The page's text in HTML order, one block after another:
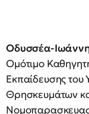
Οδυσσέα-
Ομότιμο
Εκπαίδευσης του
Θρησκευμάτων